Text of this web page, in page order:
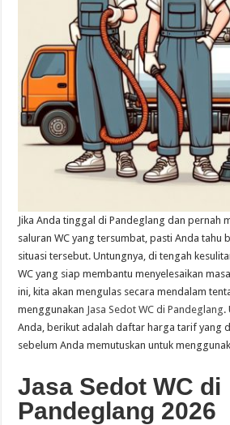
Jika Anda tinggal di Pandeglang dan pernah
saluran WC yang tersumbat, pasti Anda tahu
situasi tersebut. Untungnya, di tengah
WC yang siap membantu menyelesaikan
ini, kita akan mengulas secara mendalam
menggunakan Jasa Sedot WC di Pandeglang.
Anda, berikut adalah daftar harga tarif yang
sebelum Anda memutuskan untuk
Jasa Sedot WC di
Pandeglang 2026